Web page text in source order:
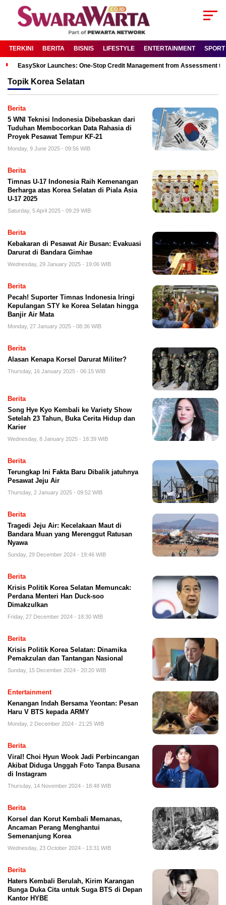
TERKINI BERITA BISNIS LIFESTYLE ENTERTAINMENT SPORT
EasySkor Launches: One-Stop Credit Management from Assessment
Topik Korea Selatan
Berita
5 WNI Teknisi Indonesia Dibebaskan dari
Tuduhan Membocorkan Data Rahasia di
Proyek Pesawat Tempur KF-21
Monday, 9 June 2025 - 09:56 WIB
Berita
Timnas U-17 Indonesia Raih Kemenangan
Berharga atas Korea Selatan di Piala Asia
U-17 2025
Saturday, 5 April 2025 - 09:29 WIB
Berita
Kebakaran di Pesawat Air Busan: Evakuasi
Darurat di Bandara Gimhae
Wednesday, 29 January 2025 - 19:06 WIB
Berita
Pecah! Suporter Timnas Indonesia Iringi
Kepulangan STY ke Korea Selatan hingga
Banjir Air Mata
Monday, 27 January 2025 - 08:36 WIB
Berita
Alasan Kenapa Korsel Darurat Militer?
Thursday, 16 January 2025 - 06:15 WIB
Berita
Song Hye Kyo Kembali ke Variety Show
Setelah 23 Tahun, Buka Cerita Hidup dan
Karier
Wednesday, 8 January 2025 - 18:39 WIB
Berita
Terungkap Ini Fakta Baru Dibalik jatuhnya
Pesawat Jeju Air
Thursday, 2 January 2025 - 09:52 WIB
Berita
Tragedi Jeju Air: Kecelakaan Maut di
Bandara Muan yang Merenggut Ratusan
Nyawa
Sunday, 29 December 2024 - 19:46 WIB
Berita
Krisis Politik Korea Selatan Memuncak:
Perdana Menteri Han Duck-soo
Dimakzulkan
Friday, 27 December 2024 - 18:30 WIB
Berita
Krisis Politik Korea Selatan: Dinamika
Pemakzulan dan Tantangan Nasional
Sunday, 15 December 2024 - 20:20 WIB
Entertainment
Kenangan Indah Bersama Yeontan: Pesan
Haru V BTS kepada ARMY
Monday, 2 December 2024 - 21:25 WIB
Berita
Viral! Choi Hyun Wook Jadi Perbincangan
Akibat Diduga Unggah Foto Tanpa Busana
di Instagram
Thursday, 14 November 2024 - 18:48 WIB
Berita
Korsel dan Korut Kembali Memanas,
Ancaman Perang Menghantui
Semenanjung Korea
Wednesday, 23 October 2024 - 13:31 WIB
Berita
Haters Kembali Berulah, Kirim Karangan
Bunga Duka Cita untuk Suga BTS di Depan
Kantor HYBE